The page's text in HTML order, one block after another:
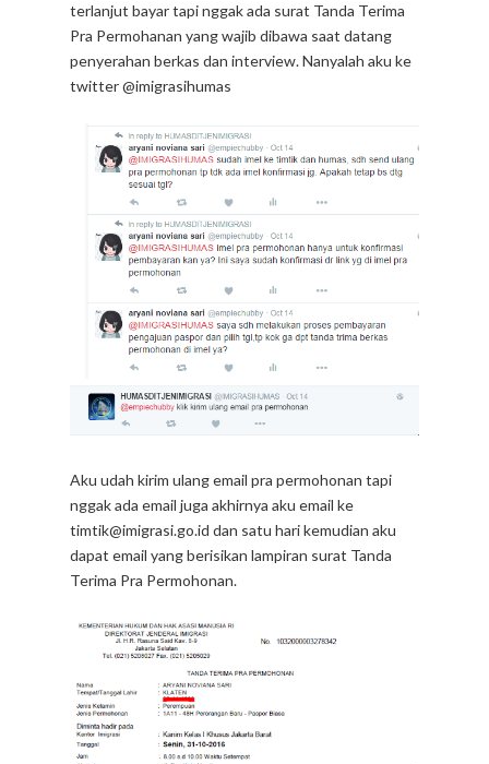
terlanjut bayar tapi nggak ada surat Tanda Terima
Pra Permohanan yang wajib dibawa saat datang
penyerahan berkas dan interview. Nanyalah aku ke
twitter @imigrasihumas
Aku udah kirim ulang email pra permohonan tapi
nggak ada email juga akhirnya aku email ke
timtik@imigrasi.go.id dan satu hari kemudian aku
dapat email yang berisikan lampiran surat Tanda
Terima Pra Permohonan.